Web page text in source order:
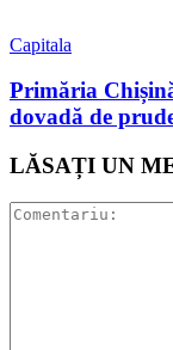
Capitala
Primăria
dovadă de
LĂSAȚI UN